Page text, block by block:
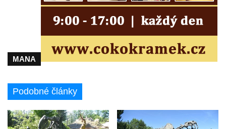
Socha vodníka v Plavu
Třebušíně
Fischera na domě čp. 5/16 na třídě 9.
května v Rumburku
Pamětní deska Johanna Neumanna
severně od Tokáně
MANA
Podobné články